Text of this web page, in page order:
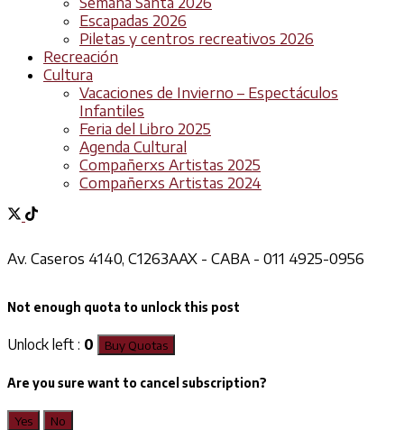
Escapadas 2026
Piletas y centros recreativos 2026
Recreación
Cultura
Vacaciones de Invierno – Espectáculos
Infantiles
Feria del Libro 2025
Agenda Cultural
Compañerxs Artistas 2025
Compañerxs Artistas 2024
Av. Caseros 4140, C1263AAX - CABA - 011 4925-0956
Not enough quota to unlock this post
Unlock left : 0 Buy Quotas
Are you sure want to cancel subscription?
Yes No